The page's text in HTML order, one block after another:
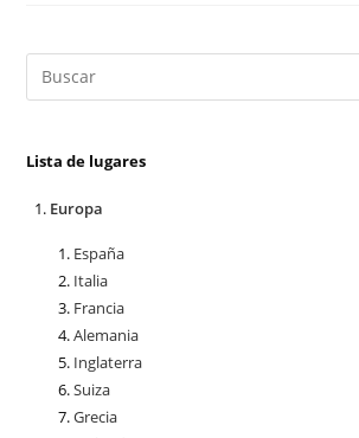
Lista de lugares
Europa
España
Italia
Francia
Alemania
Inglaterra
Suiza
Grecia